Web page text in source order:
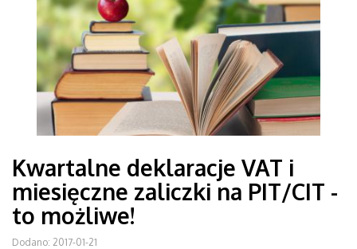
Kwartalne deklaracje VAT i
miesięczne zaliczki na PIT/CIT -
to możliwe!
Dodano: 2017-01-21